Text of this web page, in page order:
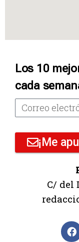
Los 10
cada
¡Me
C/ del